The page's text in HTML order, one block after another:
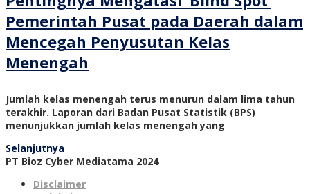
Pemerintah Pusat pada Daerah dalam
Mencegah Penyusutan Kelas
Menengah
Jumlah kelas menengah terus menurun dalam lima tahun
terakhir. Laporan dari Badan Pusat Statistik (BPS)
menunjukkan jumlah kelas menengah yang
Selanjutnya
PT Bioz Cyber Mediatama 2024
Disclaimer